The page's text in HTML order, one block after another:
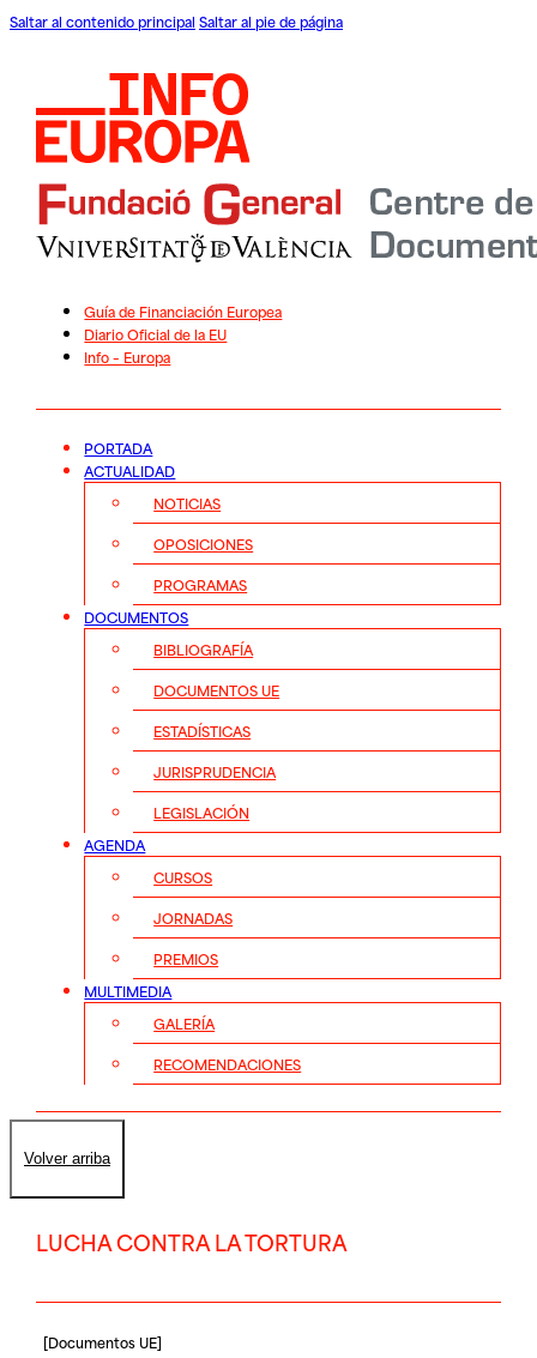
Saltar al contenido principal Saltar al pie de página
Guía de Financiación Europea
Diario Oficial de la EU
Info – Europa
PORTADA
ACTUALIDAD
NOTICIAS
OPOSICIONES
PROGRAMAS
DOCUMENTOS
BIBLIOGRAFÍA
DOCUMENTOS UE
ESTADÍSTICAS
JURISPRUDENCIA
LEGISLACIÓN
AGENDA
CURSOS
JORNADAS
PREMIOS
MULTIMEDIA
GALERÍA
RECOMENDACIONES
Volver arriba
LUCHA CONTRA LA TORTURA
[Documentos UE]